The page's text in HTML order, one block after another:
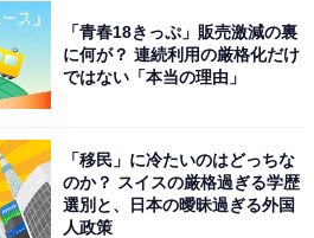
「青春18きっぷ」販売激減の裏
に何が？ 連続利用の厳格化だけ
ではない「本当の理由」
「移民」に冷たいのはどっちな
のか？ スイスの厳格過ぎる学歴
選別と、日本の曖昧過ぎる外国
人政策